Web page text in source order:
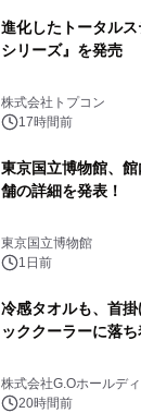
進化したトータル
シリーズ』を発売
株式会社トプコン
17時間前
東京国立博物館、
舗の詳細を発表！
東京国立博物館
1日前
冷感タオルも、首
ッククーラーに落ち
株式会社G.Oホールデ
20時間前